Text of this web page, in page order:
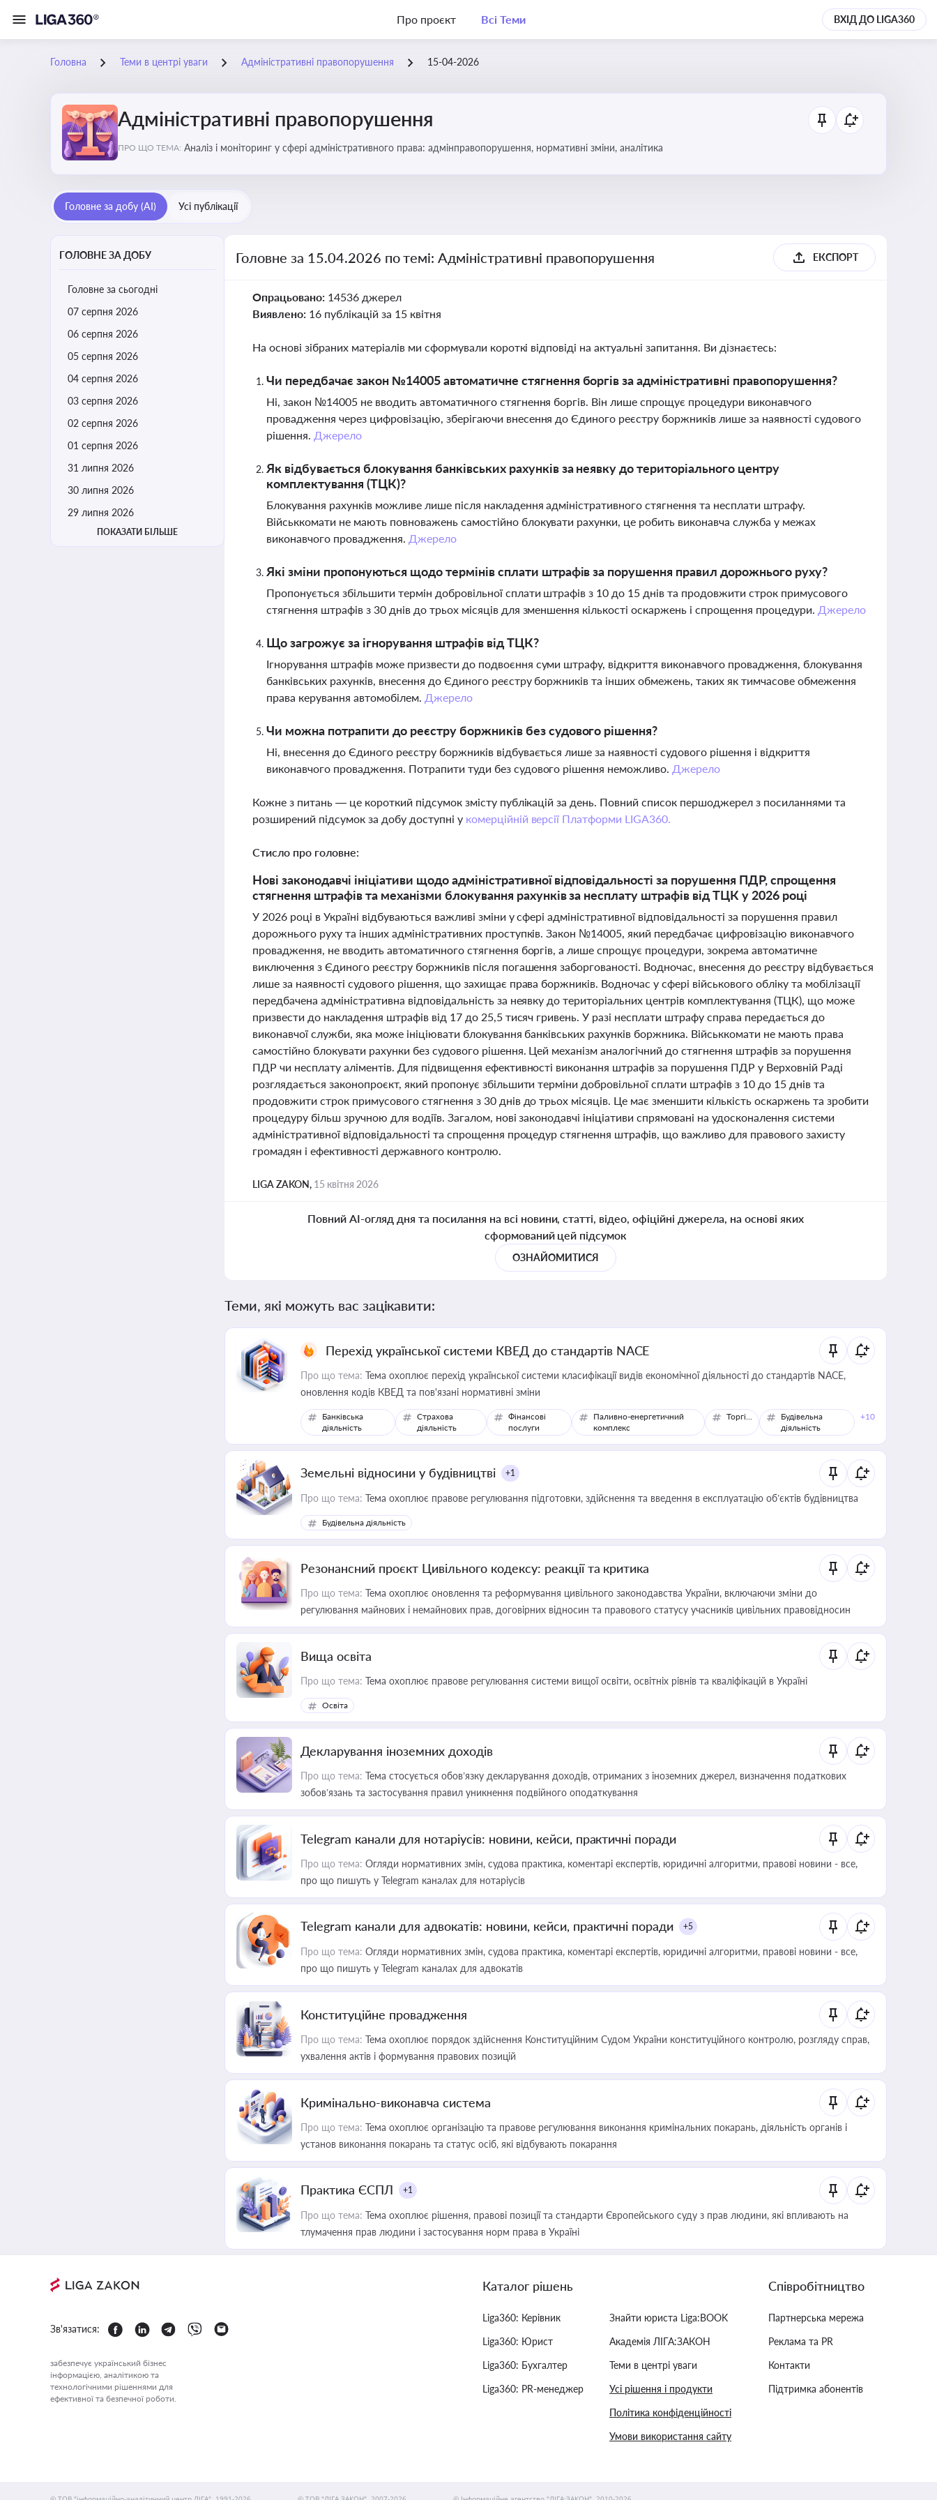
Про проєкт Всі Теми ВХІД ДО LIGA360
Головна Теми в центрі уваги Адміністративні правопорушення 15-04-2026
Адміністративні правопорушення
ПРО ЩО ТЕМА: Аналіз і моніторинг у сфері адміністративного права: адмінправопорушення, нормативні зміни, аналітика
Головне за добу (AI) Усі публікації
ГОЛОВНЕ ЗА ДОБУ
Головне за сьогодні
07 серпня 2026
06 серпня 2026
05 серпня 2026
04 серпня 2026
03 серпня 2026
02 серпня 2026
01 серпня 2026
31 липня 2026
30 липня 2026
29 липня 2026
ПОКАЗАТИ БІЛЬШЕ
Головне за 15.04.2026 по темі: Адміністративні правопорушення ЕКСПОРТ
Опрацьовано: 14536 джерел
Виявлено: 16 публікацій за 15 квітня
На основі зібраних матеріалів ми сформували короткі відповіді на актуальні запитання. Ви дізнаєтесь:
Чи передбачає закон №14005 автоматичне стягнення боргів за адміністративні правопорушення?
Ні, закон №14005 не вводить автоматичного стягнення боргів. Він лише спрощує процедури виконавчого
провадження через цифровізацію, зберігаючи внесення до Єдиного реєстру боржників лише за наявності судового
рішення. Джерело
Як відбувається блокування банківських рахунків за неявку до територіального центру
комплектування (ТЦК)?
Блокування рахунків можливе лише після накладення адміністративного стягнення та несплати штрафу.
Військкомати не мають повноважень самостійно блокувати рахунки, це робить виконавча служба у межах
виконавчого провадження. Джерело
Які зміни пропонуються щодо термінів сплати штрафів за порушення правил дорожнього руху?
Пропонується збільшити термін добровільної сплати штрафів з 10 до 15 днів та продовжити строк примусового
стягнення штрафів з 30 днів до трьох місяців для зменшення кількості оскаржень і спрощення процедури. Джерело
Що загрожує за ігнорування штрафів від ТЦК?
Ігнорування штрафів може призвести до подвоєння суми штрафу, відкриття виконавчого провадження, блокування
банківських рахунків, внесення до Єдиного реєстру боржників та інших обмежень, таких як тимчасове обмеження
права керування автомобілем. Джерело
Чи можна потрапити до реєстру боржників без судового рішення?
Ні, внесення до Єдиного реєстру боржників відбувається лише за наявності судового рішення і відкриття
виконавчого провадження. Потрапити туди без судового рішення неможливо. Джерело
Кожне з питань — це короткий підсумок змісту публікацій за день. Повний список першоджерел з посиланнями та
розширений підсумок за добу доступні у комерційній версії Платформи LIGA360.
Стисло про головне:
Нові законодавчі ініціативи щодо адміністративної відповідальності за порушення ПДР, спрощення
стягнення штрафів та механізми блокування рахунків за несплату штрафів від ТЦК у 2026 році
У 2026 році в Україні відбуваються важливі зміни у сфері адміністративної відповідальності за порушення правил
дорожнього руху та інших адміністративних проступків. Закон №14005, який передбачає цифровізацію виконавчого
провадження, не вводить автоматичного стягнення боргів, а лише спрощує процедури, зокрема автоматичне
виключення з Єдиного реєстру боржників після погашення заборгованості. Водночас, внесення до реєстру відбувається
лише за наявності судового рішення, що захищає права боржників. Водночас у сфері військового обліку та мобілізації
передбачена адміністративна відповідальність за неявку до територіальних центрів комплектування (ТЦК), що може
призвести до накладення штрафів від 17 до 25,5 тисяч гривень. У разі несплати штрафу справа передається до
виконавчої служби, яка може ініціювати блокування банківських рахунків боржника. Військкомати не мають права
самостійно блокувати рахунки без судового рішення. Цей механізм аналогічний до стягнення штрафів за порушення
ПДР чи несплату аліментів. Для підвищення ефективності виконання штрафів за порушення ПДР у Верховній Раді
розглядається законопроєкт, який пропонує збільшити терміни добровільної сплати штрафів з 10 до 15 днів та
продовжити строк примусового стягнення з 30 днів до трьох місяців. Це має зменшити кількість оскаржень та зробити
процедуру більш зручною для водіїв. Загалом, нові законодавчі ініціативи спрямовані на удосконалення системи
адміністративної відповідальності та спрощення процедур стягнення штрафів, що важливо для правового захисту
громадян і ефективності державного контролю.
LIGA ZAKON, 15 квітня 2026
Повний AI-огляд дня та посилання на всі новини, статті, відео, офіційні джерела, на основі яких
сформований цей підсумок
ОЗНАЙОМИТИСЯ
Теми, які можуть вас зацікавити:
Перехід української системи КВЕД до стандартів NACE
Про що тема: Тема охоплює перехід української системи класифікації видів економічної діяльності до стандартів NACE,
оновлення кодів КВЕД та пов'язані нормативні зміни
Банківська
діяльність
Страхова
діяльність
Фінансові
послуги
Паливно-енергетичний
комплекс
Торгівля
Будівельна
діяльність
+10
Земельні відносини у будівництві +1
Про що тема: Тема охоплює правове регулювання підготовки, здійснення та введення в експлуатацію об’єктів будівництва
Будівельна діяльність
Резонансний проєкт Цивільного кодексу: реакції та критика
Про що тема: Тема охоплює оновлення та реформування цивільного законодавства України, включаючи зміни до
регулювання майнових і немайнових прав, договірних відносин та правового статусу учасників цивільних правовідносин
Вища освіта
Про що тема: Тема охоплює правове регулювання системи вищої освіти, освітніх рівнів та кваліфікацій в Україні
Освіта
Декларування іноземних доходів
Про що тема: Тема стосується обов’язку декларування доходів, отриманих з іноземних джерел, визначення податкових
зобов’язань та застосування правил уникнення подвійного оподаткування
Telegram канали для нотаріусів: новини, кейси, практичні поради
Про що тема: Огляди нормативних змін, судова практика, коментарі експертів, юридичні алгоритми, правові новини - все,
про що пишуть у Telegram каналах для нотаріусів
Telegram канали для адвокатів: новини, кейси, практичні поради +5
Про що тема: Огляди нормативних змін, судова практика, коментарі експертів, юридичні алгоритми, правові новини - все,
про що пишуть у Telegram каналах для адвокатів
Конституційне провадження
Про що тема: Тема охоплює порядок здійснення Конституційним Судом України конституційного контролю, розгляду справ,
ухвалення актів і формування правових позицій
Кримінально-виконавча система
Про що тема: Тема охоплює організацію та правове регулювання виконання кримінальних покарань, діяльність органів і
установ виконання покарань та статус осіб, які відбувають покарання
Практика ЄСПЛ +1
Про що тема: Тема охоплює рішення, правові позиції та стандарти Європейського суду з прав людини, які впливають на
тлумачення прав людини і застосування норм права в Україні
Зв'язатися:
забезпечує український бізнес
інформацією, аналітикою та
технологічними рішеннями для
ефективної та безпечної роботи.
Каталог рішень
Liga360: Керівник
Liga360: Юрист
Liga360: Бухгалтер
Liga360: PR-менеджер
Знайти юриста Liga:BOOK
Академія ЛІГА:ЗАКОН
Теми в центрі уваги
Усі рішення і продукти
Політика конфіденційності
Умови використання сайту
Співробітництво
Партнерська мережа
Реклама та PR
Контакти
Підтримка абонентів